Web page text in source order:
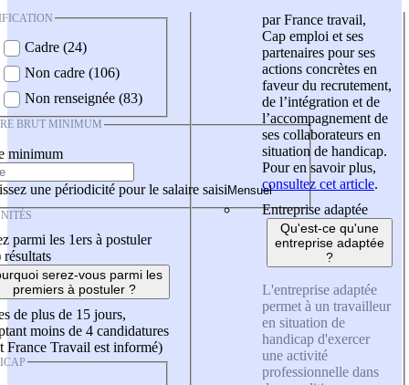
Cadre (24)
Non cadre (106)
Non renseignée (83)
BRUT MINIMUM
minimum
une périodicité pour le salaire saisi
parmi les 1ers à postuler
résultats
serez-vous parmi les
premiers à postuler ?
de plus de 15 jours,
moins de 4 candidatures
France Travail est informé)
par France travail,
Cap emploi et ses
partenaires pour ses
actions concrètes en
faveur du recrutement,
de l’intégration et de
l’accompagnement de
ses collaborateurs en
situation de handicap.
Pour en savoir plus,
consultez cet article.
Entreprise adaptée
Qu'est-ce qu'une
entreprise adaptée
?
L'entreprise adaptée
permet à un travailleur
en situation de
handicap d'exercer
une activité
professionnelle dans